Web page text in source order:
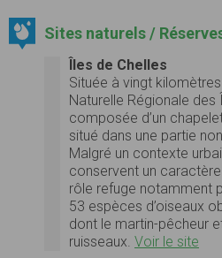
Sites naturels /
Îles de Chelles
Située à vingt
Naturelle Régionale des
composée d’un
situé dans une partie
Malgré un contexte
conservent un
rôle refuge notamment
53 espèces d’oiseaux
dont le martin-pêcheur
ruisseaux. Voir le site